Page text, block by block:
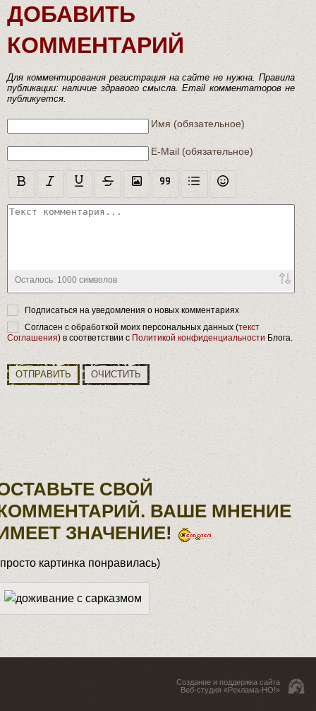
ДОБАВИТЬ
КОММЕНТАРИЙ
Для комментирования регистрация на сайте не нужна. Правила
публикации: наличие здравого смысла. Email комментаторов не
публикуется.
Имя (обязательное)
E-Mail (обязательное)
Текст комментария
Осталось: 1000 символов
Подписаться на уведомления о новых комментариях
Согласен с обработкой моих персональных данных (текст
Соглашения) в соответствии с Политикой конфиденциальности Блога.
ОТПРАВИТЬ ОЧИСТИТЬ
СВОЙ
ВАШЕ МНЕНИЕ
ЗНАЧЕНИЕ!
картинка понравилась)
Создание и поддержка сайта
Веб-студия «Реклама-НО!»